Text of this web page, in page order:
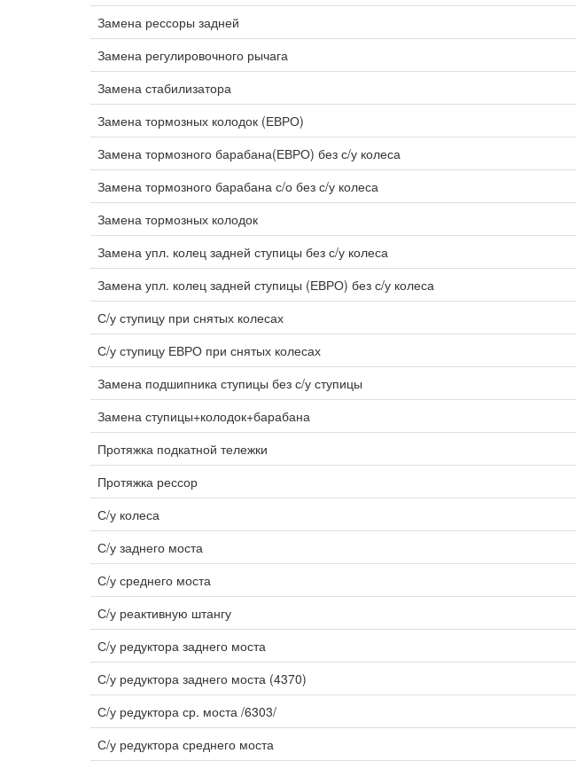
Замена рессоры задней
Замена регулировочного рычага
Замена стабилизатора
Замена тормозных колодок (ЕВРО)
Замена тормозного барабана(ЕВРО) без с/у колеса
Замена тормозного барабана с/о без с/у колеса
Замена тормозных колодок
Замена упл. колец задней ступицы без с/у колеса
Замена упл. колец задней ступицы (ЕВРО) без с/у колеса
С/у ступицу при снятых колесах
С/у ступицу ЕВРО при снятых колесах
Замена подшипника ступицы без с/у ступицы
Замена ступицы+колодок+барабана
Протяжка подкатной тележки
Протяжка рессор
С/у колеса
С/у заднего моста
С/у среднего моста
С/у реактивную штангу
С/у редуктора заднего моста
С/у редуктора заднего моста (4370)
С/у редуктора ср. моста /6303/
С/у редуктора среднего моста